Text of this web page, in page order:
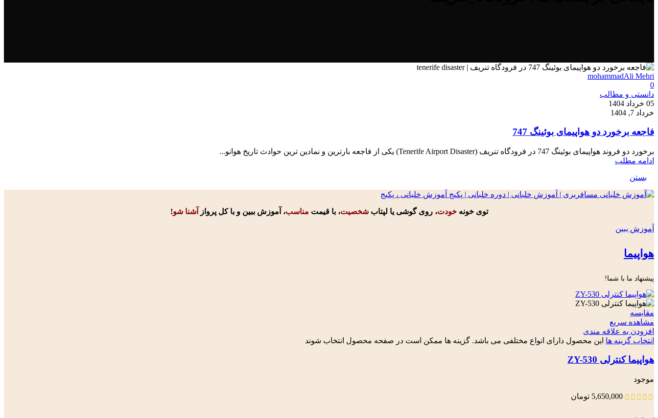
mohammadAli Mehri
0
دانستی و مطالب
05 خرداد 1404
خرداد 7, 1404
فاجعه برخورد دو هواپیمای بوئینگ 747
برخورد دو فروند هواپیمای بوئینگ 747 در فرودگاه تنریف (Tenerife Airport Disaster) یکی از فاجعه‌ بارترین و نمادین‌ ترین حوادث تاریخ هوانو...
ادامه مطلب
بستن
توی خونهخودت، روی گوشی یا لپتابشخصیت، با قیمت مناسب، آموزش ببین و با کل پرواز آشنا شو!
آموزش ببین
هواپیما
پیشنهاد ما با شما!
مقایسه
مشاهده سریع
افزودن به علاقه مندی
انتخاب گزینه ها این محصول دارای انواع مختلفی می باشد. گزینه ها ممکن است در صفحه محصول انتخاب شوند
هواپیما کنترلی ZY-530
موجود
5,650,000 تومان